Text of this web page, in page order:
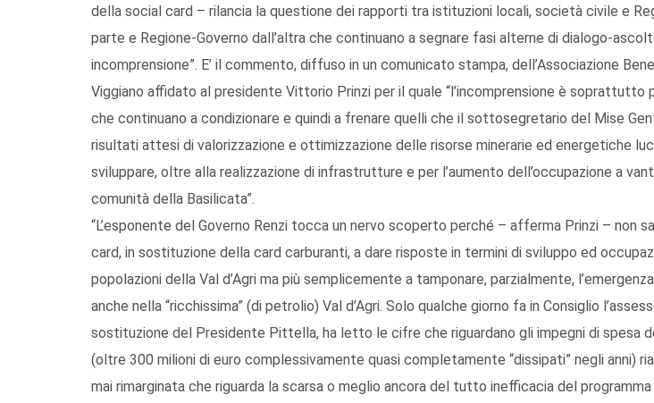
della social card – rilancia la questione dei rapporti tra istituzioni locali, società civile e
parte e Regione-Governo dall’altra che continuano a segnare fasi alterne di dialogo-
incomprensione”. E’ il commento, diffuso in un comunicato stampa, dell’Associazione
Viggiano affidato al presidente Vittorio Prinzi per il quale “l’incomprensione è soprattutto
che continuano a condizionare e quindi a frenare quelli che il sottosegretario del Mise
risultati attesi di valorizzazione e ottimizzazione delle risorse minerarie ed energetiche
sviluppare, oltre alla realizzazione di infrastrutture e per l’aumento dell’occupazione a
comunità della Basilicata”.
“L’esponente del Governo Renzi tocca un nervo scoperto perché – afferma Prinzi – non
card, in sostituzione della card carburanti, a dare risposte in termini di sviluppo ed
popolazioni della Val d’Agri ma più semplicemente a tamponare, parzialmente,
anche nella “ricchissima” (di petrolio) Val d’Agri. Solo qualche giorno fa in Consiglio
sostituzione del Presidente Pittella, ha letto le cifre che riguardano gli impegni di spesa
(oltre 300 milioni di euro complessivamente quasi completamente “dissipati” negli anni)
mai rimarginata che riguarda la scarsa o meglio ancora del tutto inefficacia del